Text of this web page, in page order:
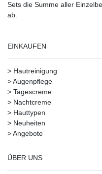
Sets die Summe aller
ab.
EINKAUFEN
> Hautreinigung
>Augenpflege
> Tagescreme
> Nachtcreme
> Hauttypen
> Neuheiten
>Angebote
ÜBER UNS